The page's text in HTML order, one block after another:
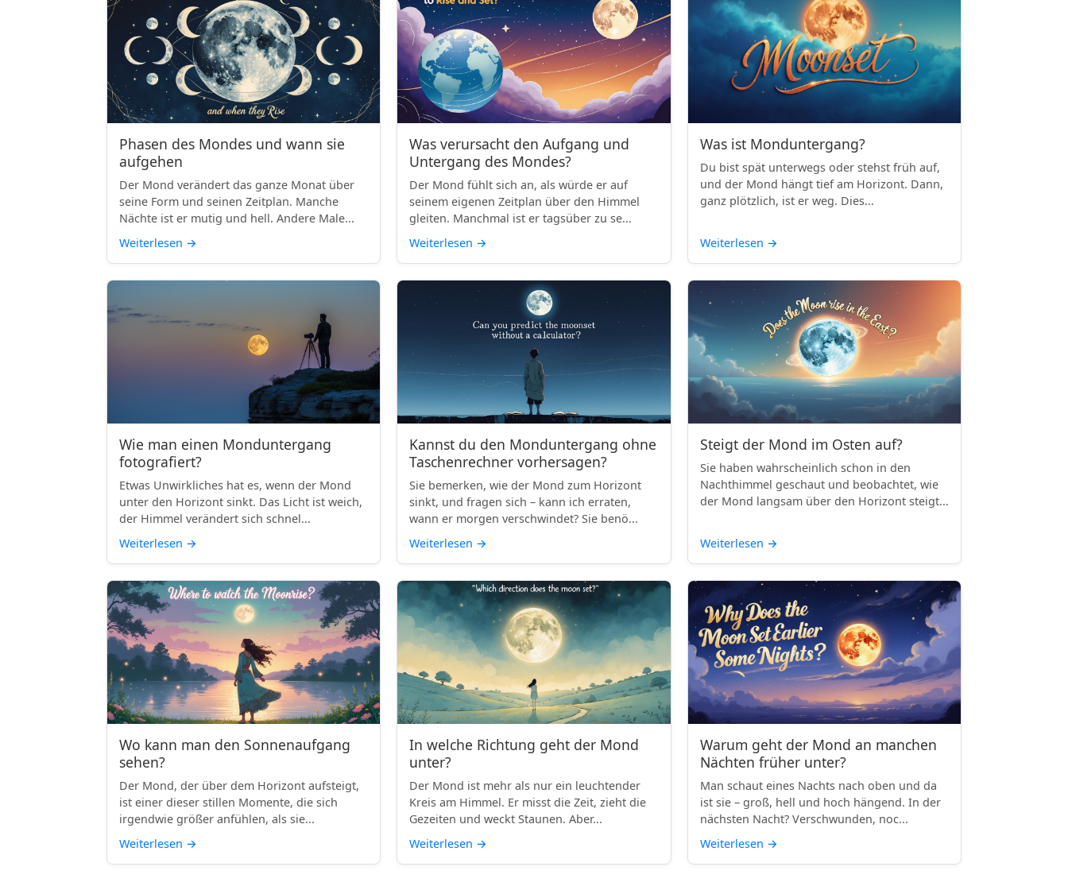
Phasen des Mondes und wann sie
aufgehen
Der Mond verändert das ganze Monat über
seine Form und seinen Zeitplan. Manche
Nächte ist er mutig und hell. Andere Male...
Weiterlesen →
Was verursacht den Aufgang und
Untergang des Mondes?
Der Mond fühlt sich an, als würde er auf
seinem eigenen Zeitplan über den Himmel
gleiten. Manchmal ist er tagsüber zu se...
Weiterlesen →
Was ist Monduntergang?
Du bist spät unterwegs oder stehst früh auf,
und der Mond hängt tief am Horizont. Dann,
ganz plötzlich, ist er weg. Dies...
Weiterlesen →
Wie man einen Monduntergang
fotografiert?
Etwas Unwirkliches hat es, wenn der Mond
unter den Horizont sinkt. Das Licht ist weich,
der Himmel verändert sich schnel...
Weiterlesen →
Kannst du den Monduntergang ohne
Taschenrechner vorhersagen?
Sie bemerken, wie der Mond zum Horizont
sinkt, und fragen sich – kann ich erraten,
wann er morgen verschwindet? Sie benö...
Weiterlesen →
Steigt der Mond im Osten auf?
Sie haben wahrscheinlich schon in den
Nachthimmel geschaut und beobachtet, wie
der Mond langsam über den Horizont steigt...
Weiterlesen →
Wo kann man den Sonnenaufgang
sehen?
Der Mond, der über dem Horizont aufsteigt,
ist einer dieser stillen Momente, die sich
irgendwie größer anfühlen, als sie...
Weiterlesen →
In welche Richtung geht der Mond
unter?
Der Mond ist mehr als nur ein leuchtender
Kreis am Himmel. Er misst die Zeit, zieht die
Gezeiten und weckt Staunen. Aber...
Weiterlesen →
Warum geht der Mond an manchen
Nächten früher unter?
Man schaut eines Nachts nach oben und da
ist sie – groß, hell und hoch hängend. In der
nächsten Nacht? Verschwunden, noc...
Weiterlesen →